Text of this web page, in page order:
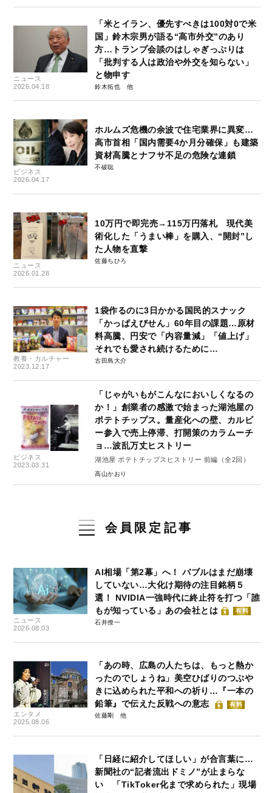
ニュース
2026.04.18
「米とイラン、優先すべきは100対0で米
国」鈴木宗男が語る“高市外交”のあり
方…トランプ会談のはしゃぎっぷりは
「批判する人は政治や外交を知らない」
と物申す
鈴木拓也
ビジネス
2026.04.17
ホルムズ危機の余波で住宅業界に異変…
高市首相「国内需要4か月分確保」も建築
資材高騰とナフサ不足の危険な連鎖
不破聡
ニュース
2026.01.28
10万円で即完売→115万円落札 現代美
術化した「うまい棒」を購入、“開封”し
た人物を直撃
佐藤ちひろ
教養・カルチャー
2023.12.17
1袋作るのに3日かかる国民的スナック
「かっぱえびせん」60年目の課題…原材
料高騰、円安で「内容量減」「値上げ」
それでも愛され続けるために…
古田島大介
ビジネス
2023.03.31
「じゃがいもがこんなにおいしくなるの
か！」創業者の感激で始まった湖池屋の
ポテトチップス。量産化への壁、カルビ
ー参入で売上停滞、打開策のカラムーチ
ョ…波乱万丈ヒストリー
湖池屋 ポテトチップスヒストリー 前編（全2回）
高山かおり
会員限定記事
ニュース
2026.08.03
AI相場「第2幕」へ！ バブルはまだ崩壊
していない…大化け期待の注目銘柄５
選！ NVIDIA一強時代に終止符を打つ「誰
もが知っている」あの会社とは
有料
石井僚一
エンタメ
2025.08.06
「あの時、広島の人たちは、もっと熱か
ったのでしょうね」美空ひばりのつぶや
きに込められた平和への祈り…『一本の
鉛筆』で伝えた反戦への意志
有料
佐藤剛
「日経に紹介してほしい」が合言葉に…
新聞社の“記者流出ドミノ”が止まらな
い 「TikToker化まで求められた」現場